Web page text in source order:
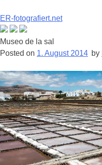
ER-fotografiert.net
Museo de la sal
Posted on 1. August 2014 by